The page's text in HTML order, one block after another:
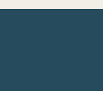
scrollen